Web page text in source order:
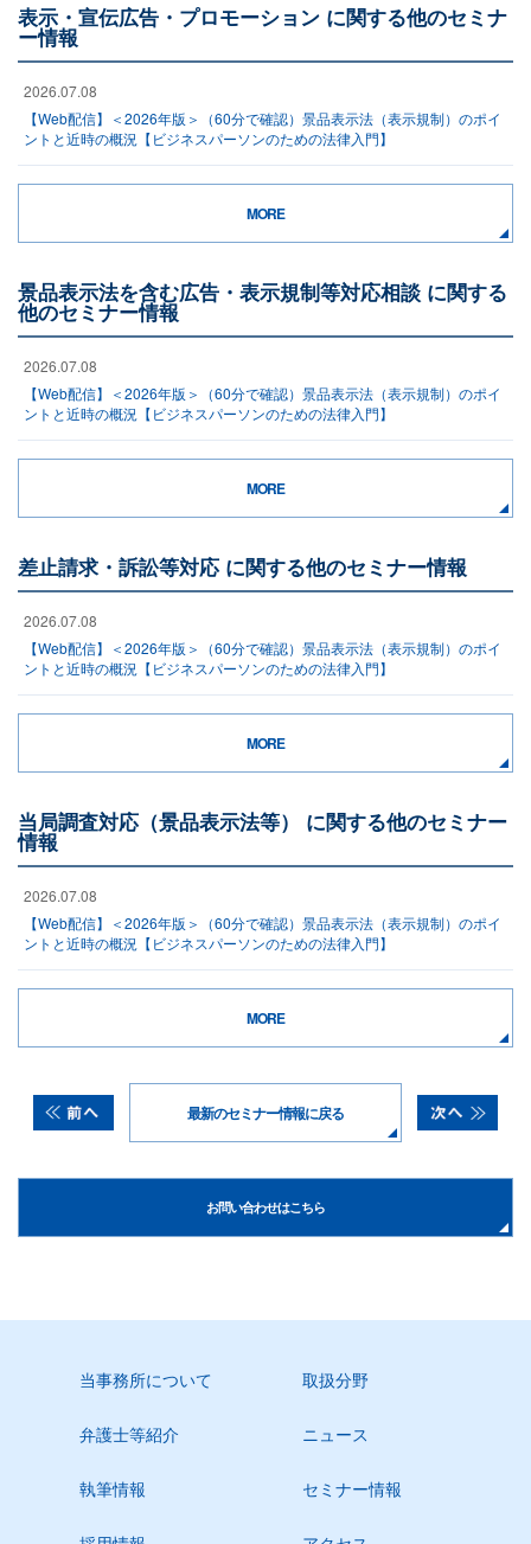
表示・宣伝広告・プロモーション に関する他のセミナ
ー情報
2026.07.08
【Web配信】＜2026年版＞（60分で確認）景品表示法（表示規制）のポイ
ントと近時の概況【ビジネスパーソンのための法律入門】
MORE
景品表示法を含む広告・表示規制等対応相談 に関する
他のセミナー情報
2026.07.08
【Web配信】＜2026年版＞（60分で確認）景品表示法（表示規制）のポイ
ントと近時の概況【ビジネスパーソンのための法律入門】
MORE
差止請求・訴訟等対応 に関する他のセミナー情報
2026.07.08
【Web配信】＜2026年版＞（60分で確認）景品表示法（表示規制）のポイ
ントと近時の概況【ビジネスパーソンのための法律入門】
MORE
当局調査対応（景品表示法等） に関する他のセミナー
情報
2026.07.08
【Web配信】＜2026年版＞（60分で確認）景品表示法（表示規制）のポイ
ントと近時の概況【ビジネスパーソンのための法律入門】
MORE
最新のセミナー情報に戻る
お問い合わせはこちら
当事務所について 取扱分野
弁護士等紹介 ニュース
執筆情報 セミナー情報